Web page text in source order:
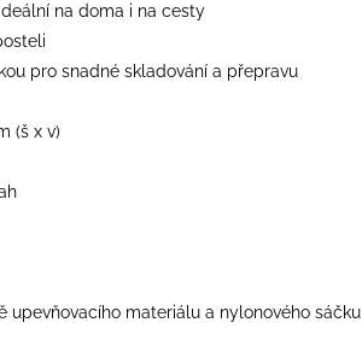
na doma i na cesty
pro snadné skladování a přepravu
(š x v)
upevňovacího materiálu a nylonového sáčku